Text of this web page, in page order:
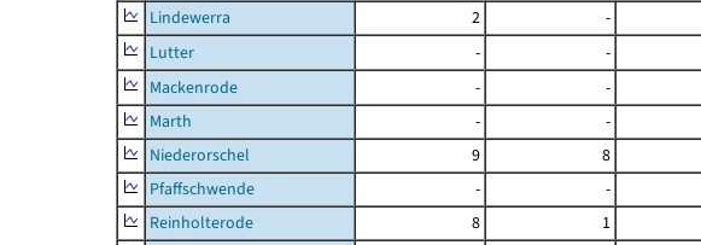
Lindewerra
2 -
Lutter
- -
Mackenrode
- -
Marth
- -
Niederorschel
9 8
Pfaffschwende
- -
Reinholterode
8 1